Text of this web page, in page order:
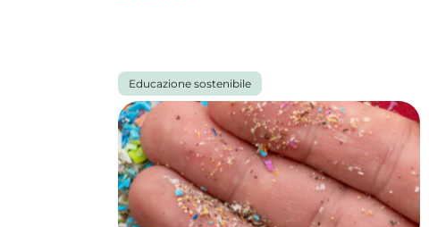
Educazione sostenibile